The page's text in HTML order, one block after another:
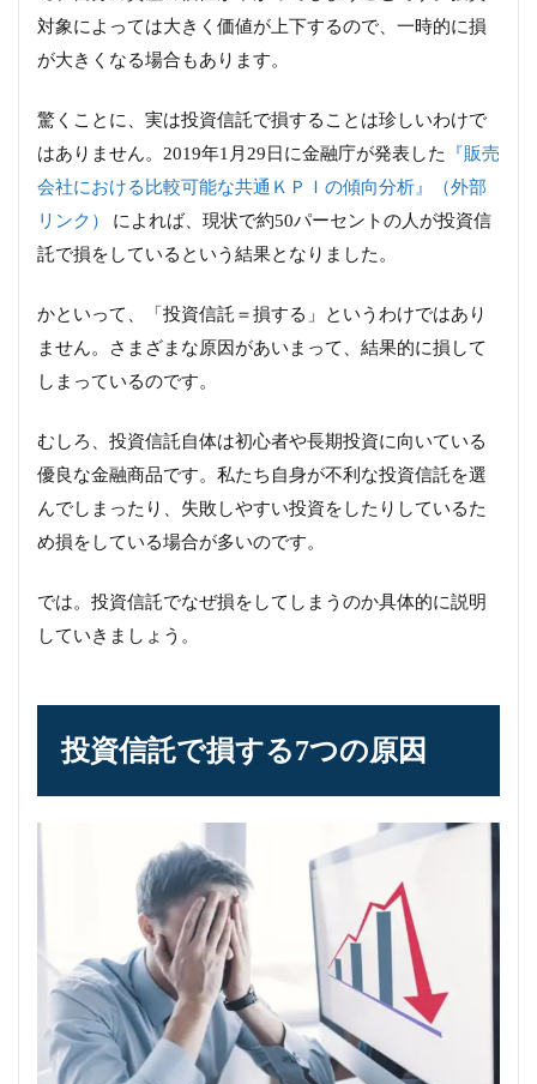
対象によっては大きく価値が上下するので、一時的に損
が大きくなる場合もあります。
驚くことに、実は投資信託で損することは珍しいわけで
はありません。2019年1月29日に金融庁が発表した
『販売
会社における比較可能な共通ＫＰＩの傾向分析』（外部
リンク）
によれば、現状で約50パーセントの人が投資信
託で損をしているという結果となりました。
かといって、「投資信託＝損する」というわけではあり
ません。さまざまな原因があいまって、結果的に損して
しまっているのです。
むしろ、投資信託自体は初心者や長期投資に向いている
優良な金融商品です。私たち自身が不利な投資信託を選
んでしまったり、失敗しやすい投資をしたりしているた
め損をしている場合が多いのです。
では。投資信託でなぜ損をしてしまうのか具体的に説明
していきましょう。
投資信託で損する7つの原因